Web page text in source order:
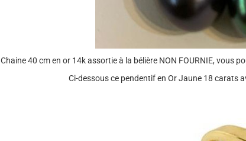
Chaine 40 cm en or 14k assortie à la bélière NON FOURNIE, vous
Ci-dessous ce pendentif en Or Jaune 18 carats